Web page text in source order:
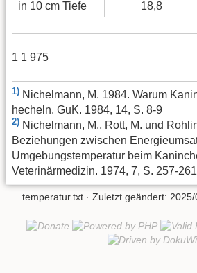
in 10 cm Tiefe
18,8
1 1 975
1) Nichelmann, M. 1984. Warum
hecheln. GuK. 1984, 14, S. 8-9
2) Nichelmann, M., Rott, M. und
Beziehungen zwischen
Umgebungstemperatur beim
Veterinärmedizin. 1974, 7, S. 257-261
temperatur.txt · Zuletzt geändert: 2025/